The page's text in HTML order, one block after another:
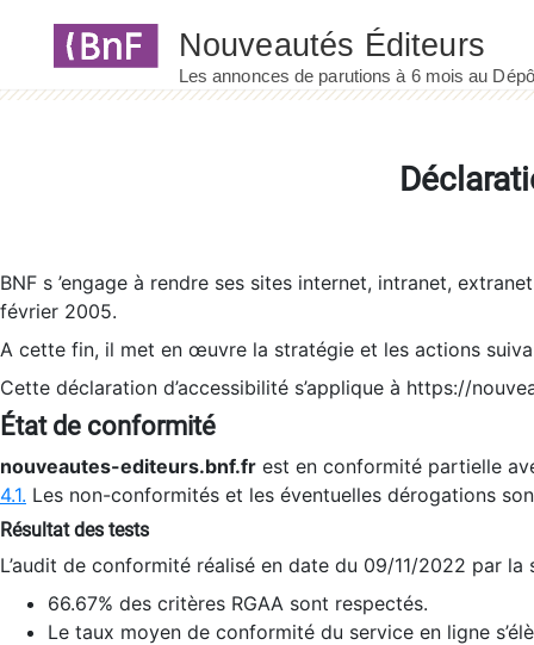
BNF s ’engage à rendre ses sites internet, intranet,
février 2005.
A cette fin, il met en œuvre la stratégie et les actions
Cette déclaration d’accessibilité s’applique à https://
État de conformité
nouveautes-editeurs.bnf.fr est en conformité partielle
4.1. Les non-conformités et les éventuelles dérogations
Résultat des tests
L’audit de conformité réalisé en date du 09/11/2022 par
66.67% des critères RGAA sont respectés.
Le taux moyen de conformité du service en ligne